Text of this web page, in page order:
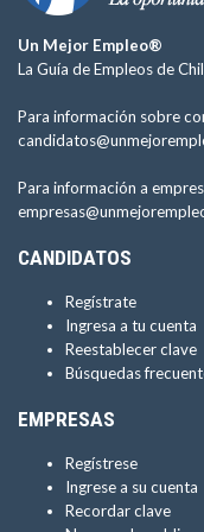
Un Mejor Empleo®
La Guía de Empleos de
Para información sobre
Para información a
CANDIDATOS
Regístrate
Ingresa a tu cuenta
Reestablecer clave
Búsquedas
EMPRESAS
Regístrese
Ingrese a su cuenta
Recordar clave